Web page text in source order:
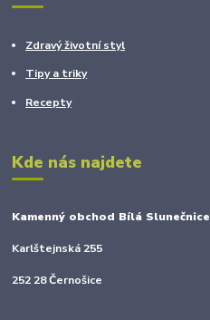
Zdravý životní styl
Tipy a triky
Recepty
Kde nás najdete
Kamenný obchod Bílá Slunečnice
Karlštejnská 255
252 28 Černošice